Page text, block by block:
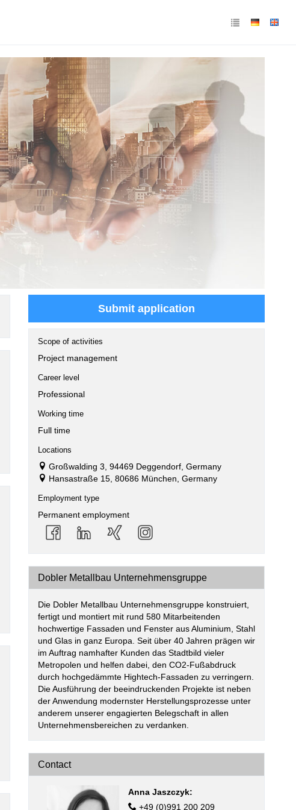
Submit application
Scope of activities
Project management
Career level
Professional
Working time
Full time
Locations
Großwalding 3, 94469 Deggendorf, Germany
Hansastraße 15, 80686 München, Germany
Employment type
Permanent employment
Dobler Metallbau Unternehmensgruppe
Die Dobler Metallbau Unternehmensgruppe konstruiert,
fertigt und montiert mit rund 580 Mitarbeitenden
hochwertige Fassaden und Fenster aus Aluminium, Stahl
und Glas in ganz Europa. Seit über 40 Jahren prägen wir
im Auftrag namhafter Kunden das Stadtbild vieler
Metropolen und helfen dabei, den CO2-Fußabdruck
durch hochgedämmte Hightech-Fassaden zu verringern.
Die Ausführung der beeindruckenden Projekte ist neben
der Anwendung modernster Herstellungsprozesse unter
anderem unserer engagierten Belegschaft in allen
Unternehmensbereichen zu verdanken.
Contact
Anna Jaszczyk:
+49 (0)991 200 209